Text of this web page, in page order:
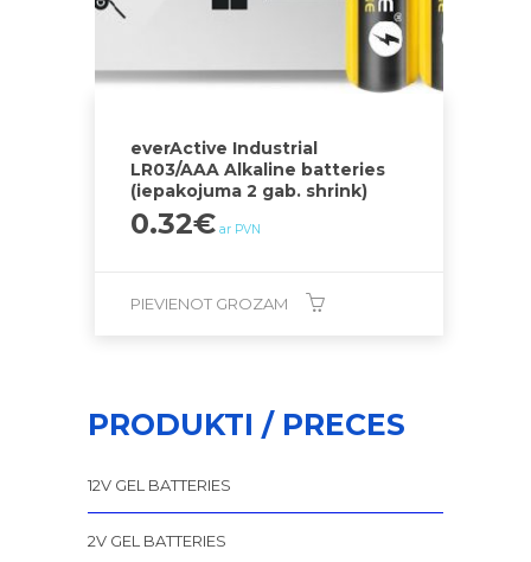
everActive Industrial
LR03/AAA Alkaline batteries
(iepakojuma 2 gab. shrink)
0.32€ ar PVN
PIEVIENOT GROZAM
PRODUKTI / PRECES
12V GEL BATTERIES
2V GEL BATTERIES